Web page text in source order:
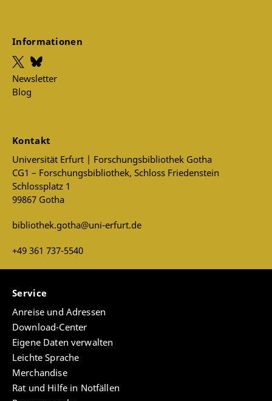
Informationen
Newsletter
Blog
Kontakt
Universität Erfurt | Forschungsbibliothek Gotha
CG1 – Forschungsbibliothek, Schloss Friedenstein
Schlossplatz 1
99867 Gotha
bibliothek.gotha@uni-erfurt.de
+49 361 737-5540
Service
Anreise und Adressen
Download-Center
Eigene Daten verwalten
Leichte Sprache
Merchandise
Rat und Hilfe in Notfällen